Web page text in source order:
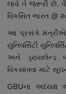
લાવે‌ તે જરૂરી છે.
વિકસિત ભારત @
આ પ્રસંગે મંત્રીએ
યુનિવર્સિટી
અને ડ્રાયલેન્ડ
વિકસાવવા માટે
GBUના અધ્યક્ષ